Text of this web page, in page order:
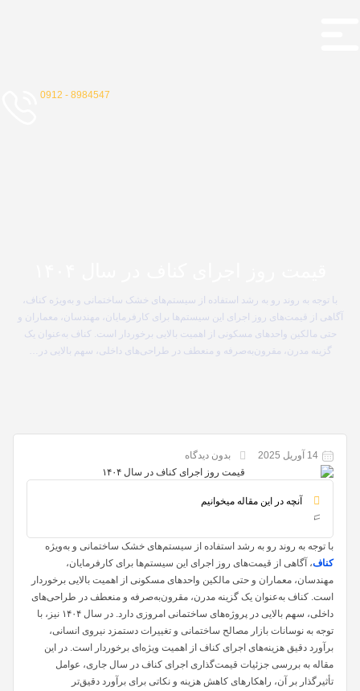
8984547 - 0912
با توجه به روند رو به رشد استفاده از سیستم‌های خشک ساختمانی و به‌ویژه کناف،
آگاهی از قیمت‌های روز اجرای این سیستم‌ها برای کارفرمایان، مهندسان، معماران و
حتی مالکین واحدهای مسکونی از اهمیت بالایی برخوردار است. کناف به‌عنوان یک
گزینه مدرن، مقرون‌به‌صرفه و منعطف در طراحی‌های داخلی، سهم بالایی در…
14 آوریل 2025 بدون دیدگاه
آنچه در این مقاله میخوانیم
با توجه به روند رو به رشد استفاده از سیستم‌های خشک ساختمانی و به‌ویژه
کناف، آگاهی از قیمت‌های روز اجرای این سیستم‌ها برای کارفرمایان،
مهندسان، معماران و حتی مالکین واحدهای مسکونی از اهمیت بالایی برخوردار
است. کناف به‌عنوان یک گزینه مدرن، مقرون‌به‌صرفه و منعطف در طراحی‌های
داخلی، سهم بالایی در پروژه‌های ساختمانی امروزی دارد. در سال ۱۴۰۴ نیز، با
توجه به نوسانات بازار مصالح ساختمانی و تغییرات دستمزد نیروی انسانی،
برآورد دقیق هزینه‌های اجرای کناف از اهمیت ویژه‌ای برخوردار است. در این
مقاله به بررسی جزئیات قیمت‌گذاری اجرای کناف در سال جاری، عوامل
تأثیرگذار بر آن، راهکارهای کاهش هزینه و نکاتی برای برآورد دقیق‌تر